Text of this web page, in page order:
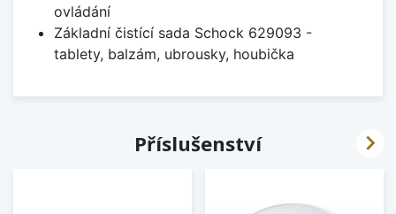
ovládání
Základní čistící sada Schock 629093 -
tablety, balzám, ubrousky, houbička
Příslušenství 